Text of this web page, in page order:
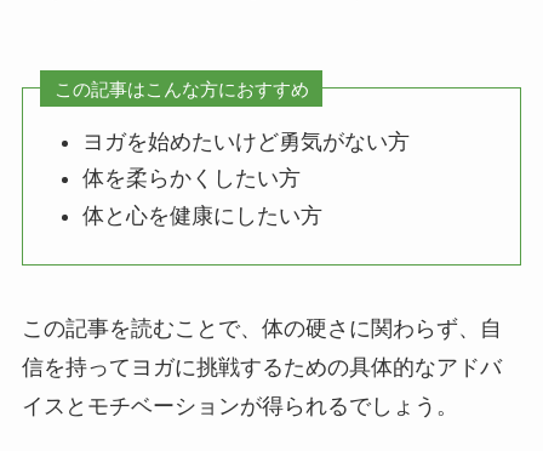
この記事はこんな方におすすめ
ヨガを始めたいけど勇気がない方
体を柔らかくしたい方
体と心を健康にしたい方
この記事を読むことで、体の硬さに関わらず、自
信を持ってヨガに挑戦するための具体的なアドバ
イスとモチベーションが得られるでしょう。